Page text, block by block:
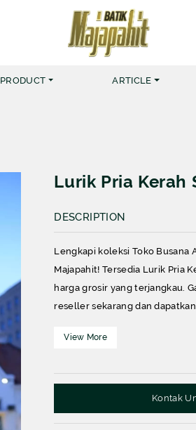
PRODUCT
MUSLIM NUR HAFID
MUSLIM NUR AINI
KEMEJA YARDRISS
SEMUA PRODUK
ARTICLE
Lurik Pria Kerah
DESCRIPTION
Lengkapi koleksi Toko Busana
Majapahit! Tersedia Lurik Pria
harga grosir yang terjangkau.
reseller sekarang dan
Kontak